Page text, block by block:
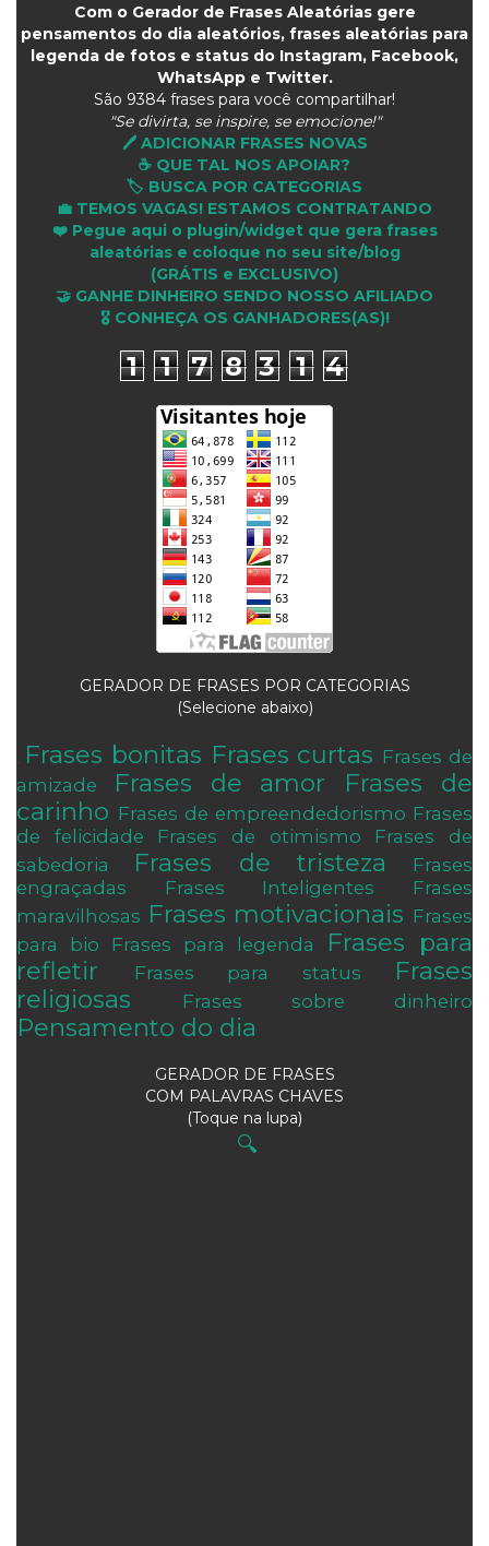
Com o Gerador de Frases Aleatórias gere
pensamentos do dia aleatórios, frases aleatórias para
legenda de fotos e status do Instagram, Facebook,
WhatsApp e Twitter.
São 9384 frases para você compartilhar!
"Se divirta, se inspire, se emocione!"
🖊️ ADICIONAR FRASES NOVAS
☕ QUE TAL NOS APOIAR?
🏷️ BUSCA POR CATEGORIAS
💼 TEMOS VAGAS! ESTAMOS CONTRATANDO
❤️ Pegue aqui o plugin/widget que gera frases
aleatórias e coloque no seu site/blog
(GRÁTIS e EXCLUSIVO)
🤝 GANHE DINHEIRO SENDO NOSSO AFILIADO
🎖 CONHEÇA OS GANHADORES(AS)!
1 1 7 8 3 1 4
GERADOR DE FRASES POR CATEGORIAS
(Selecione abaixo)
Frases bonitas Frases curtas Frases de
amizade
Frases de amor
Frases de
carinho Frases de empreendedorismo Frases
de felicidade
Frases de otimismo
Frases de
sabedoria
Frases de tristeza
Frases
engraçadas
Frases Inteligentes
Frases
maravilhosas Frases motivacionais Frases
para bio
Frases para legenda
Frases para
refletir
Frases para status
Frases
religiosas
Frases sobre dinheiro
Pensamento do dia
GERADOR DE FRASES
COM PALAVRAS CHAVES
(Toque na lupa)
🔍